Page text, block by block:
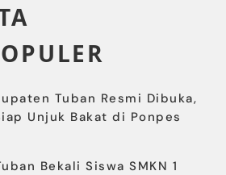
Tuban Resmi Dibuka,
Unjuk Bakat di Ponpes
Bekali Siswa SMKN 1